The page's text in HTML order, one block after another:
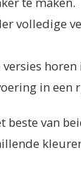
volledige
in een
van